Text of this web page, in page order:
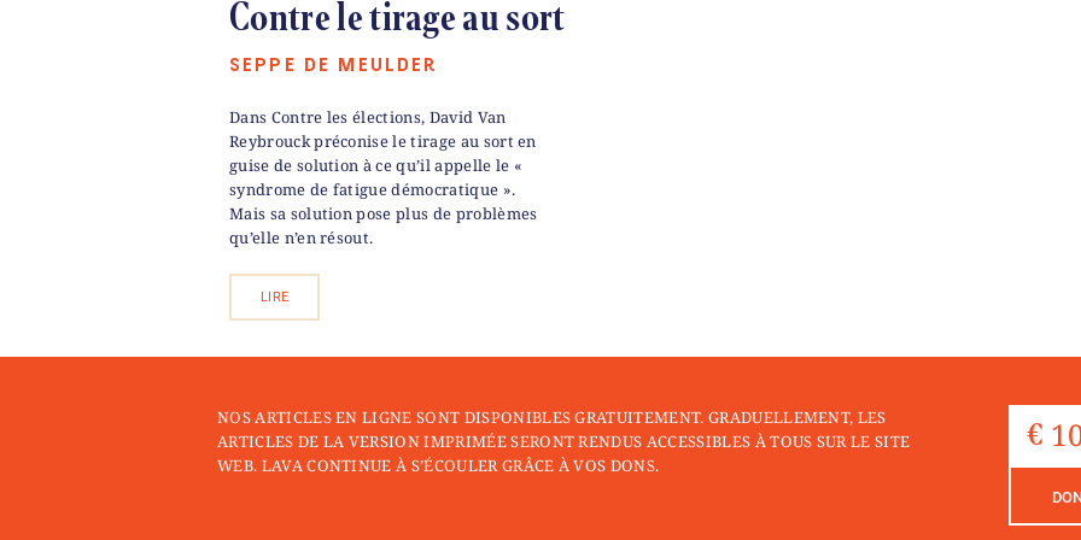
Contre le tirage au sort
SEPPE DE MEULDER
Dans Contre les élections, David Van
Reybrouck préconise le tirage au sort en
guise de solution à ce qu’il appelle le «
syndrome de fatigue démocratique ».
Mais sa solution pose plus de problèmes
qu’elle n’en résout.
LIRE
NOS ARTICLES EN LIGNE SONT DISPONIBLES GRATUITEMENT. GRADUELLEMENT, LES
ARTICLES DE LA VERSION IMPRIMÉE SERONT RENDUS ACCESSIBLES À TOUS SUR LE SITE
WEB. LAVA CONTINUE À S’ÉCOULER GRÂCE À VOS DONS.